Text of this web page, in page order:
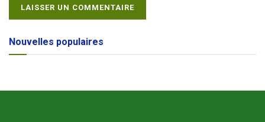
Alternative:
Nouvelles populaires